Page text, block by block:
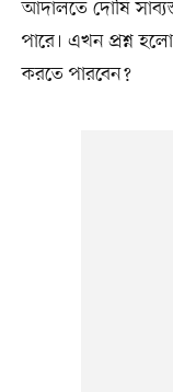
আদালতে দোষি
পারে। এখন প্রশ্ন হলো
করতে পারবেন?